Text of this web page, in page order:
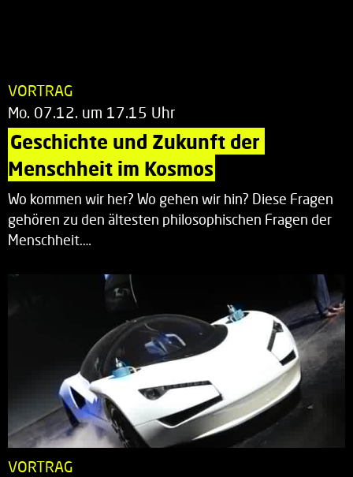
VORTRAG
Mo. 07.12. um 17.15 Uhr
Geschichte und Zukunft der
Menschheit im Kosmos
Wo kommen wir her? Wo gehen wir hin? Diese Fragen
gehören zu den ältesten philosophischen Fragen der
Menschheit.…
VORTRAG